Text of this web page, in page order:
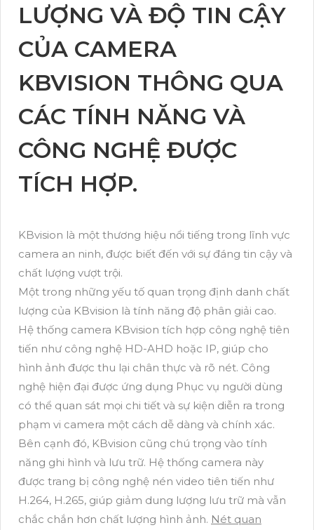
LƯỢNG VÀ ĐỘ TIN CẬY
CỦA CAMERA
KBVISION THÔNG QUA
CÁC TÍNH NĂNG VÀ
CÔNG NGHỆ ĐƯỢC
TÍCH HỢP.
KBvision là một thương hiệu nổi tiếng trong lĩnh vực
camera an ninh, được biết đến với sự đáng tin cậy và
chất lượng vượt trội.
Một trong những yếu tố quan trọng định danh chất
lượng của KBvision là tính năng độ phân giải cao.
Hệ thống camera KBvision tích hợp công nghệ tiên
tiến như công nghệ HD-AHD hoặc IP, giúp cho
hình ảnh được thu lại chân thực và rõ nét. Công
nghệ hiện đại được ứng dụng Phục vụ người dùng
có thể quan sát mọi chi tiết và sự kiện diễn ra trong
phạm vi camera một cách dễ dàng và chính xác.
Bên cạnh đó, KBvision cũng chú trọng vào tính
năng ghi hình và lưu trữ. Hệ thống camera này
được trang bị công nghệ nén video tiên tiến như
H.264, H.265, giúp giảm dung lượng lưu trữ mà vẫn
chắc chắn hơn chất lượng hình ảnh. Nét quan